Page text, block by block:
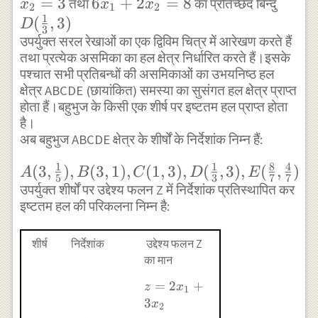
when } x_{2}=0
\text { then }
x_{1}=\frac{4}{3}
\\
(0,4),\left(\frac{4}
{3}, 0\right) \\
\frac{x_{1}}
{4}+\frac{x_{2}}
{\frac{4}{5}}=1
\\ \text { when }
x_{1}=0 \text {
then }
x_{2}=\frac{4}{5}
\\ \text { when }
then } x_{1}=4 \\
x2 तथा x1 x2 का प्रतिच्छेद बिन्दु
D( 3
1 , 3)
उपर्युक्त सरल रेखाओं का एक द्विविम चित्र में आरेखण करते हैं
तथा प्रत्येक असमिका का हल क्षेत्र निर्धारित करते हैं।इसके
पश्चात सभी प्रतिबन्धों की असमिकाओं का उभयनिष्ठ हल
क्षेत्र ABCDE (छायांकित) समस्या का सुसंगत हल क्षेत्र प्राप्त
होता हैं।बहुभुज के किसी एक शीर्ष पर इष्टतम हल प्राप्त होता
है।
अब बहुभुज ABCDE क्षेत्र के शीर्षों के निर्देशांक निम्न हैं:
A(3,\frac{1}
{5}),B(3,1),C(1,3),D(\frac{1}
{3},3),E(\frac{8}
{7},\frac{4}{7})
A(3, 5
1 ), B(3, 1), C(1, 3), D( 3
1 ,3), E( 7
8 , 7
4 )
उपर्युक्त शीर्षों पर उद्देश्य फलन Z में निर्देशांक प्रतिस्थापित कर
इष्टतम हल की परिकलना निम्न है:
शीर्ष निर्देशांक
उद्देश्य फलन Z
का मान
z=2
x_{1}+3
z = 2x1 +
3x2